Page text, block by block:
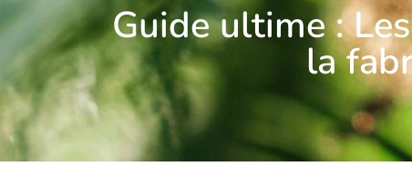
Guide ultime :
la